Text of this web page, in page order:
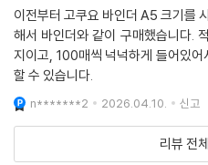
이전부터 고쿠요 바인더 A5 크기를
해서 바인더와 같이 구매했습니다.
지이고, 100매씩 넉넉하게 들어있
할 수 있습니다.
n*******2 2026.04.10. 신고
리뷰 전